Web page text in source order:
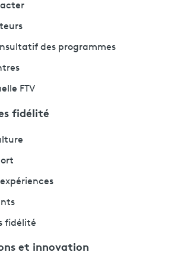
des programmes
FTV
fidélité
fidélité
et innovation